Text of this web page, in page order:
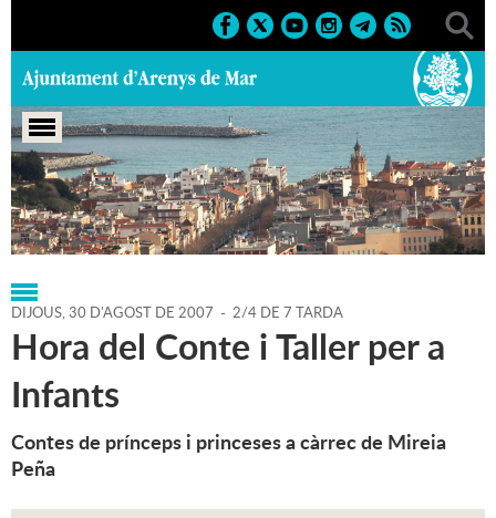
Portada > Regidories > Cultura > Agenda > 30-08-2007
DIJOUS,30 D'AGOST DE 2007 - 2/4 DE 7 TARDA
Hora del Conte i Taller per a
Infants
Contes de prínceps i princeses a càrrec de Mireia
Peña